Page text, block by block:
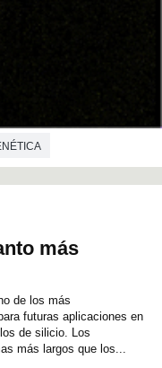
más
de los más
futuras aplicaciones en
de silicio. Los
más largos que los...